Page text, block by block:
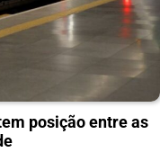
posição entre as